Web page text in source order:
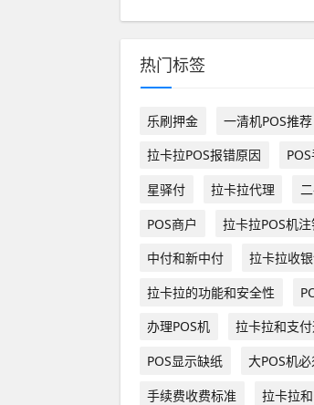
热门标签
乐刷押金 一清机POS推荐
拉卡拉POS报错原因
星驿付
拉卡拉代理
POS商户
拉卡拉POS机
中付和新中付
拉卡拉收
拉卡拉的功能和安全性
办理POS机
拉卡拉和支
POS显示缺纸
大POS机
手续费收费标准
拉卡拉